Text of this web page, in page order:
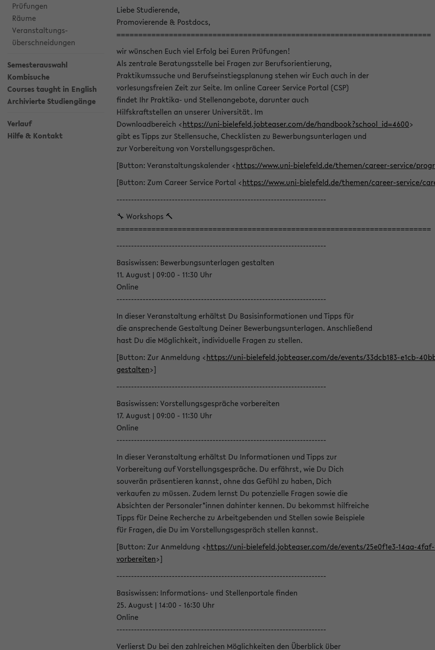
Prüfungen
Räume
Veranstaltungs-
überschneidungen
Semesterauswahl
Kombisuche
Courses taught in English
Archivierte Studiengänge
Verlauf
Hilfe & Kontakt
Liebe Studierende,
Promovierende & Postdocs,
========================================================================
wir wünschen Euch viel Erfolg bei Euren Prüfungen!
Als zentrale Beratungsstelle bei Fragen zur Berufsorientierung,
Praktikumssuche und Berufseinstiegsplanung stehen wir Euch auch in der
vorlesungsfreien Zeit zur Seite. Im online Career Service Portal (CSP)
findet Ihr Praktika- und Stellenangebote, darunter auch
Hilfskraftstellen an unserer Universität. Im
Downloadbereich <https://uni-bielefeld.jobteaser.com/de/handbook?school_id=4600>
gibt es Tipps zur Stellensuche, Checklisten zu Bewerbungsunterlagen und
zur Vorbereitung von Vorstellungsgesprächen.
[Button: Veranstaltungskalender <https://www.uni-bielefeld.de/themen/career-service/
[Button: Zum Career Service Portal <https://www.uni-bielefeld.de/themen/career-service/
------------------------------------------------------------------------
🔧 Workshops 🔨
========================================================================
------------------------------------------------------------------------
Basiswissen: Bewerbungsunterlagen gestalten
11. August | 09:00 - 11:30 Uhr
Online
------------------------------------------------------------------------
In dieser Veranstaltung erhältst Du Basisinformationen und Tipps für
die ansprechende Gestaltung Deiner Bewerbungsunterlagen. Anschließend
hast Du die Möglichkeit, individuelle Fragen zu stellen.
[Button: Zur Anmeldung <https://uni-bielefeld.jobteaser.com/de/events/33dcb183-e1cb-
gestalten>]
------------------------------------------------------------------------
Basiswissen: Vorstellungsgespräche vorbereiten
17. August | 09:00 - 11:30 Uhr
Online
------------------------------------------------------------------------
In dieser Veranstaltung erhältst Du Informationen und Tipps zur
Vorbereitung auf Vorstellungsgespräche. Du erfährst, wie Du Dich
souverän präsentieren kannst, ohne das Gefühl zu haben, Dich
verkaufen zu müssen. Zudem lernst Du potenzielle Fragen sowie die
Absichten der Personaler*innen dahinter kennen. Du bekommst hilfreiche
Tipps für Deine Recherche zu Arbeitgebenden und Stellen sowie Beispiele
für Fragen, die Du im Vorstellungsgespräch stellen kannst.
[Button: Zur Anmeldung <https://uni-bielefeld.jobteaser.com/de/events/25e0f1e3-14aa-
vorbereiten>]
------------------------------------------------------------------------
Basiswissen: Informations- und Stellenportale finden
25. August | 14:00 - 16:30 Uhr
Online
------------------------------------------------------------------------
Verlierst Du bei den zahlreichen Möglichkeiten den Überblick über